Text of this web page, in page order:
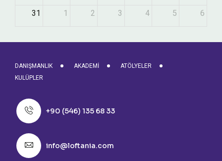
31 1 2 3 4 5 6
DANIŞMANLIK AKADEMI
ATÖLYELER
KULÜPLER
+90 (546) 135 68 33
info@loftania.com